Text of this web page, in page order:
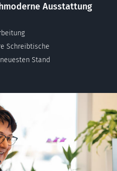
Ausstattung
Schreibtische
Stand